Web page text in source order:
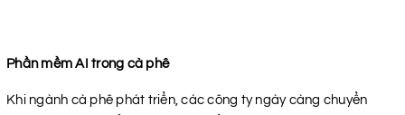
Phần mềm AI trong cà phê
Khi ngành cà phê phát triển, các công ty ngày càng chuyển